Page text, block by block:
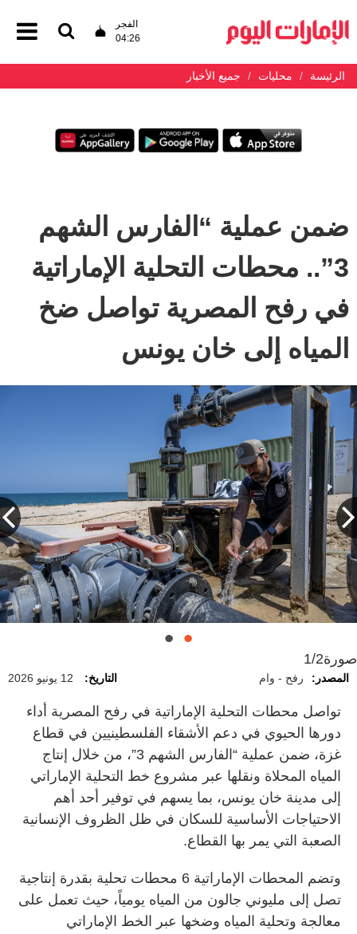
الفجر
04:26
الرئيسة محليات جميع الأخبار
ضمن عملية “الفارس الشهم
3”.. محطات التحلية الإماراتية
في رفح المصرية تواصل ضخ
المياه إلى خان يونس
صورة1/2
المصدر: رفح - وام التاريخ: 12 يونيو 2026
تواصل محطات التحلية الإماراتية في رفح المصرية أداء
دورها الحيوي في دعم الأشقاء الفلسطينيين في قطاع
غزة، ضمن عملية “الفارس الشهم 3”، من خلال إنتاج
المياه المحلاة ونقلها عبر مشروع خط التحلية الإماراتي
إلى مدينة خان يونس، بما يسهم في توفير أحد أهم
الاحتياجات الأساسية للسكان في ظل الظروف الإنسانية
الصعبة التي يمر بها القطاع.
وتضم المحطات الإماراتية 6 محطات تحلية بقدرة إنتاجية
تصل إلى مليوني جالون من المياه يومياً، حيث تعمل على
معالجة وتحلية المياه وضخها عبر الخط الإماراتي